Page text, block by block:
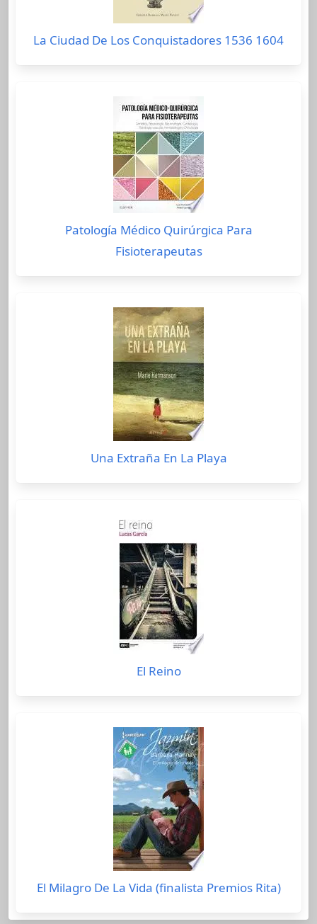
La Ciudad De Los Conquistadores 1536 1604
Patología Médico Quirúrgica Para
Fisioterapeutas
Una Extraña En La Playa
El Reino
El Milagro De La Vida (finalista Premios Rita)